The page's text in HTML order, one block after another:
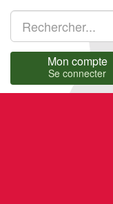
Mon compte
Se connecter